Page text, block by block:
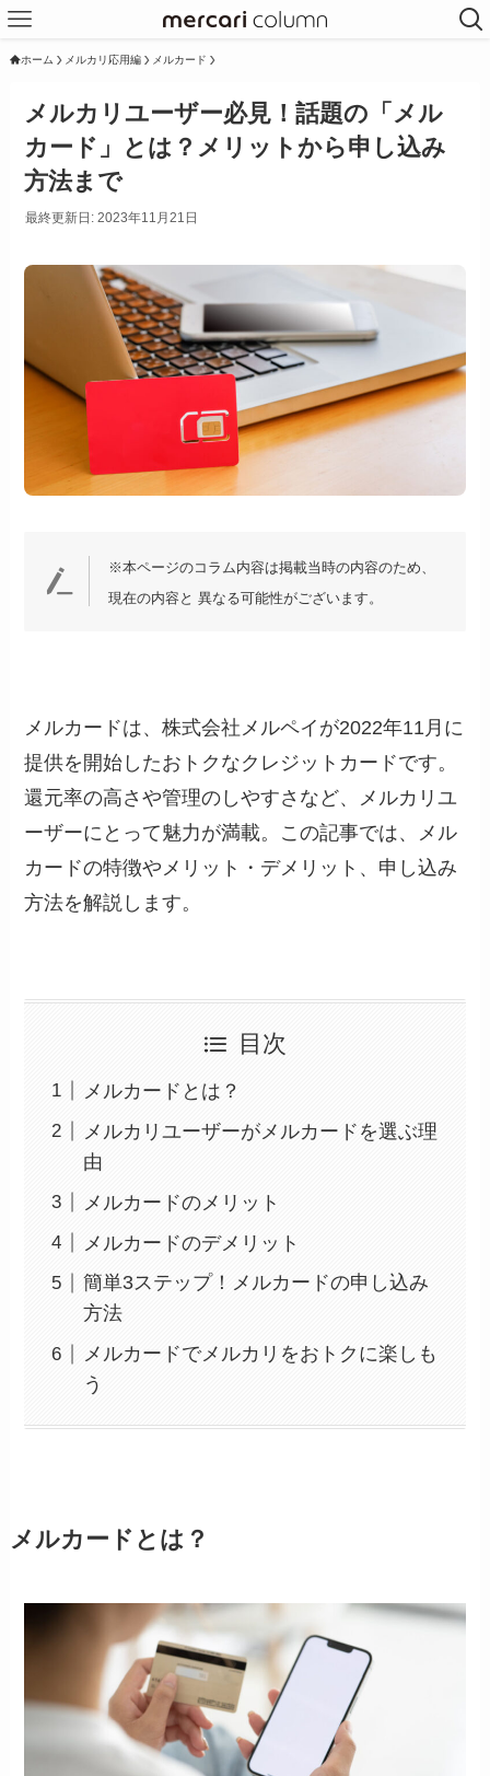
ホーム メルカリ応用編 メルカード
メルカリユーザー必見！話題の「メル
カード」とは？メリットから申し込み
方法まで
最終更新日: 2023年11月21日
※本ページのコラム内容は掲載当時の内容のため、
現在の内容と 異なる可能性がございます。
メルカードは、株式会社メルペイが2022年11月に
提供を開始したおトクなクレジットカードです。
還元率の高さや管理のしやすさなど、メルカリユ
ーザーにとって魅力が満載。この記事では、メル
カードの特徴やメリット・デメリット、申し込み
方法を解説します。
目次
メルカードとは？
メルカリユーザーがメルカードを選ぶ理
由
メルカードのメリット
メルカードのデメリット
簡単3ステップ！メルカードの申し込み
方法
メルカードでメルカリをおトクに楽しも
う
メルカードとは？